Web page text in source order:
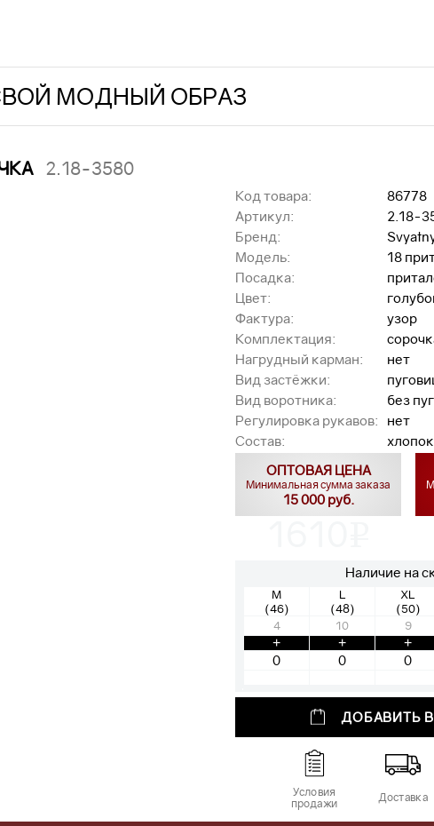
МОДНЫЙ ОБРАЗ
2.18-3580
Код товара:
86778
Артикул:
2.18-
Бренд:
Модель:
18
Посадка:
Цвет:
Фактура:
узор
Комплектация:
Нагрудный карман:
нет
Вид застёжки:
Вид воротника:
без
Регулировка рукавов:
нет
Состав:
ОПТОВАЯ ЦЕНА
Минимальная сумма заказа
15 000 руб.
Наличие на
M
(46)
L
(48)
XL
(50)
4
+
10
+
9
+
ДОБАВИТЬ
Условия
продажи Доставка